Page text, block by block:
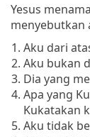
Yesus
menyebutkan
Aku dari
Aku bukan
Dia yang
Apa yang
Kukatakan
Aku tidak